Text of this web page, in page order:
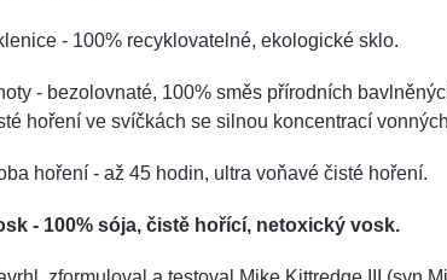
- 100% recyklovatelné, ekologické sklo.
- bezolovnaté, 100% směs přírodních
hoření ve svíčkách se silnou koncentrací
hoření - až 45 hodin, ultra voňavé čisté hoření.
- 100% sója, čistě hořící, netoxický vosk.